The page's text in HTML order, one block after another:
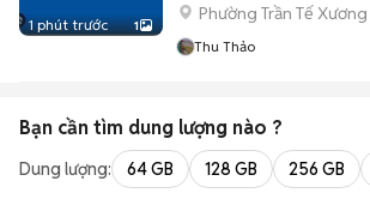
1 phút trước 1
Phường Trần Tế Xương
Thu Thảo
Bạn cần tìm dung lượng nào ?
Dung lượng: 64 GB 128 GB 256 GB